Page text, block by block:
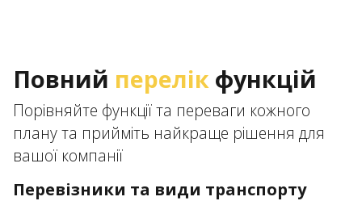
Повний перелік функцій
Порівняйте функції та переваги кожного
плану та прийміть найкраще рішення для
вашої компанії
Перевізники та види транспорту